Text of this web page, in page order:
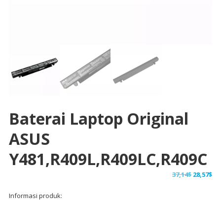
Baterai Laptop Original
ASUS
Y481,R409L,R409LC,R409C
37,14$ Harga
28,57$
Informasi produk: